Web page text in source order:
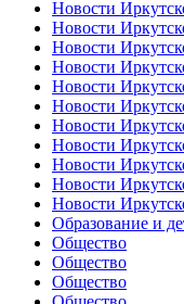
Новости
Новости
Новости
Новости
Новости
Новости
Новости
Новости
Новости
Новости
Новости
Образование и
Общество
Общество
Общество